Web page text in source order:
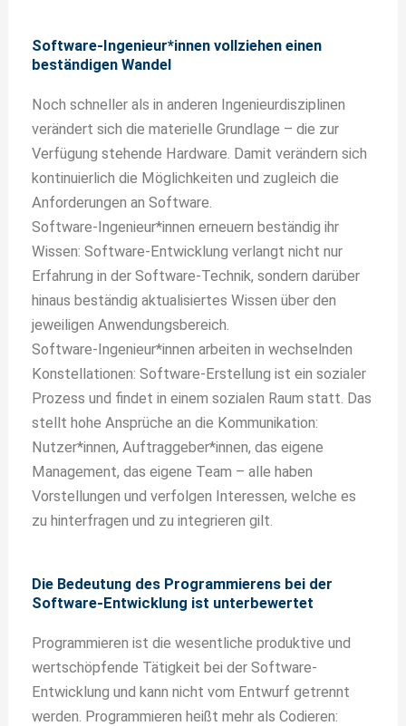
Software-Ingenieur*innen vollziehen einen
beständigen Wandel
Noch schneller als in anderen Ingenieurdisziplinen
verändert sich die materielle Grundlage – die zur
Verfügung stehende Hardware. Damit verändern sich
kontinuierlich die Möglichkeiten und zugleich die
Anforderungen an Software.
Software-Ingenieur*innen erneuern beständig ihr
Wissen: Software-Entwicklung verlangt nicht nur
Erfahrung in der Software-Technik, sondern darüber
hinaus beständig aktualisiertes Wissen über den
jeweiligen Anwendungsbereich.
Software-Ingenieur*innen arbeiten in wechselnden
Konstellationen: Software-Erstellung ist ein sozialer
Prozess und findet in einem sozialen Raum statt. Das
stellt hohe Ansprüche an die Kommunikation:
Nutzer*innen, Auftraggeber*innen, das eigene
Management, das eigene Team – alle haben
Vorstellungen und verfolgen Interessen, welche es
zu hinterfragen und zu integrieren gilt.
Die Bedeutung des Programmierens bei der
Software-Entwicklung ist unterbewertet
Programmieren ist die wesentliche produktive und
wertschöpfende Tätigkeit bei der Software-
Entwicklung und kann nicht vom Entwurf getrennt
werden. Programmieren heißt mehr als Codieren: